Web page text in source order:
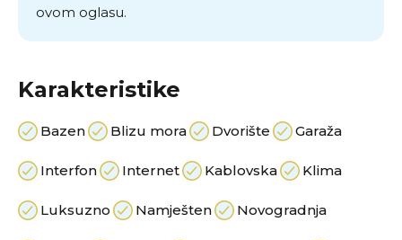
ovom oglasu.
Karakteristike
Bazen Blizu mora Dvorište Garaža
Interfon Internet Kablovska Klima
Luksuzno Namješten Novogradnja